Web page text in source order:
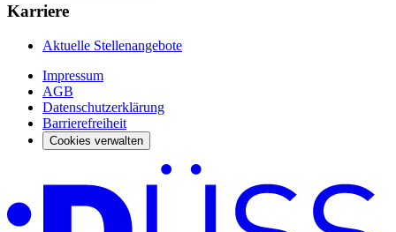
Karriere
Aktuelle Stellenangebote
Impressum
AGB
Datenschutzerklärung
Barrierefreiheit
Cookies verwalten